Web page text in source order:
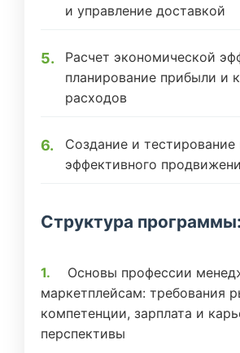
и управление доставкой
Расчет экономической
планирование прибыли и
расходов
Создание и тестирование
эффективного
Структура программы:
Основы профессии
маркетплейсам: требования
компетенции, зарплата и
перспективы